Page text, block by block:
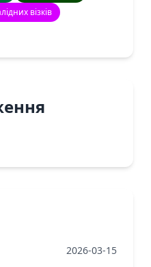
візків
2026-03-15